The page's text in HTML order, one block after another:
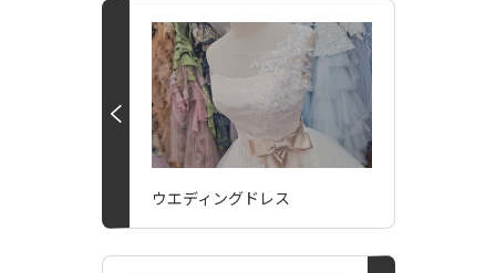
ウエディングドレス